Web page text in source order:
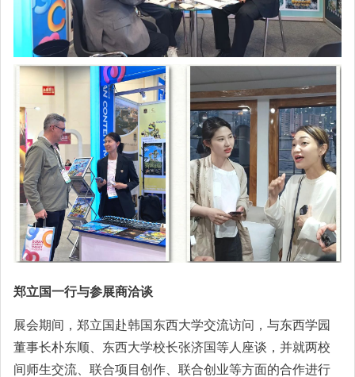
郑立国一行与参展商洽谈
展会期间，郑立国赴韩国东西大学交流访问，与东西学园
董事长朴东顺、东西大学校长张济国等人座谈，并就两校
间师生交流、联合项目创作、联合创业等方面的合作进行